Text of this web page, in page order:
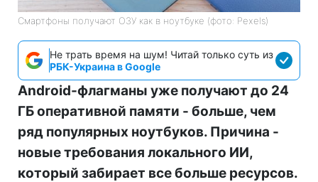
Смартфоны получают ОЗУ как в ноутбуке (фото: Pexels)
Не трать время на шум! Читай только суть из
РБК-Украина в Google
Android-флагманы уже получают до 24
ГБ оперативной памяти - больше, чем
ряд популярных ноутбуков. Причина -
новые требования локального ИИ,
который забирает все больше ресурсов.